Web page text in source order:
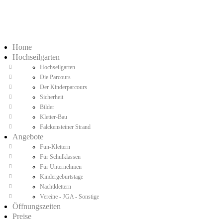
Home
Hochseilgarten
Hochseilgarten
Die Parcours
Der Kinderparcours
Sicherheit
Bilder
Kletter-Bau
Falckensteiner Strand
Angebote
Fun-Klettern
Für Schulklassen
Für Unternehmen
Kindergeburtstage
Nachtklettern
Vereine - JGA - Sonstige
Öffnungszeiten
Preise